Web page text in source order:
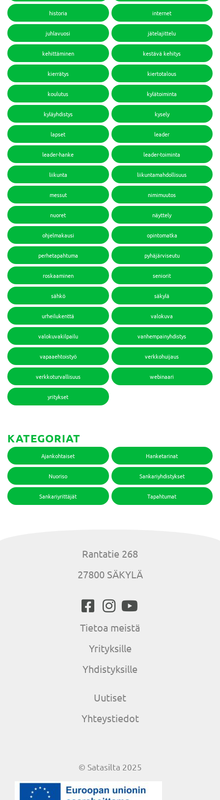
historia internet
juhlavuosi jätelajittelu
kehittäminen kestävä kehitys
kierrätys kiertotalous
koulutus kylätoiminta
kyläyhdistys kysely
lapset leader
leader-hanke leader-toiminta
liikunta liikuntamahdollisuus
messut nimimuutos
nuoret näyttely
ohjelmakausi opintomatka
perhetapahtuma pyhäjärviseutu
roskaaminen seniorit
sähkö säkylä
urheilukenttä valokuva
valokuvakilpailu vanhempainyhdistys
vapaaehtoistyö verkkohuijaus
verkkoturvallisuus webinaari
yritykset
KATEGORIAT
Ajankohtaiset Hanketarinat
Nuoriso Sankariyhdistykset
Sankariyrittäjät Tapahtumat
Rantatie 268
27800 SÄKYLÄ
Tietoa meistä
Yrityksille
Yhdistyksille
Uutiset
Yhteystiedot
© Satasilta 2025